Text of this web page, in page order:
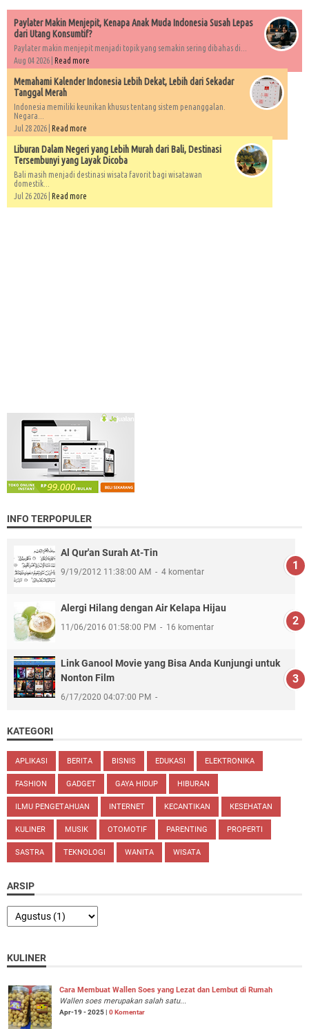
Paylater Makin Menjepit, Kenapa Anak Muda Indonesia Susah Lepas
dari Utang Konsumtif?
Paylater makin menjepit menjadi topik yang semakin sering dibahas di...
Aug 04 2026 | Read more
Memahami Kalender Indonesia Lebih Dekat, Lebih dari Sekadar
Tanggal Merah
Indonesia memiliki keunikan khusus tentang sistem penanggalan.
Negara...
Jul 28 2026 | Read more
Liburan Dalam Negeri yang Lebih Murah dari Bali, Destinasi
Tersembunyi yang Layak Dicoba
Bali masih menjadi destinasi wisata favorit bagi wisatawan
domestik...
Jul 26 2026 | Read more
INFO TERPOPULER
Al Qur'an Surah At-Tin
9/19/2012 11:38:00 AM 4 komentar
Alergi Hilang dengan Air Kelapa Hijau
11/06/2016 01:58:00 PM 16 komentar
Link Ganool Movie yang Bisa Anda Kunjungi untuk
Nonton Film
6/17/2020 04:07:00 PM
KATEGORI
APLIKASI BERITA BISNIS EDUKASI ELEKTRONIKA
FASHION GADGET GAYA HIDUP HIBURAN
ILMU PENGETAHUAN INTERNET KECANTIKAN KESEHATAN
KULINER MUSIK OTOMOTIF PARENTING PROPERTI
SASTRA TEKNOLOGI WANITA WISATA
ARSIP
KULINER
Cara Membuat Wallen Soes yang Lezat dan Lembut di Rumah
Wallen soes merupakan salah satu...
Apr-19 - 2025 | 0 Komentar